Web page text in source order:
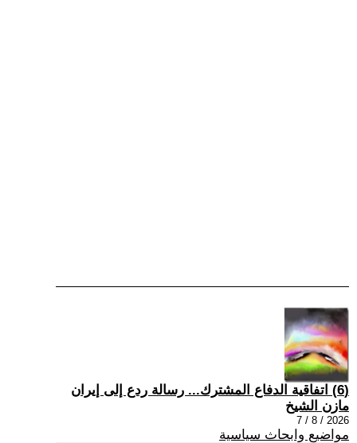
(6) اتفاقية الدفاع المشترك... رسالة ردع إلى إيران
مازن الشيخ
2026 / 8 / 7
مواضيع وابحاث سياسية